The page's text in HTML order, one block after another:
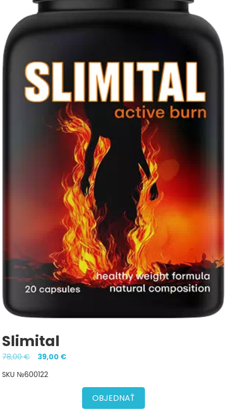
Slimital
78,00€
Pôvodná
39,00 €Aktuálna
39,00 €.
SKU №600122
OBJEDNAŤ